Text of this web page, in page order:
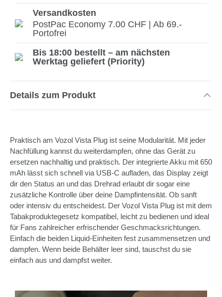
Versandkosten
PostPac Economy 7.00 CHF | Ab 69.-
Portofrei
Bis 18:00 bestellt – am nächsten
Werktag geliefert (Priority)
Details zum Produkt
Praktisch am Vozol Vista Plug ist seine Modularität. Mit jeder
Nachfüllung kannst du weiterdampfen, ohne das Gerät zu
ersetzen nachhaltig und praktisch. Der integrierte Akku mit 650
mAh lässt sich schnell via USB-C aufladen, das Display zeigt
dir den Status an und das Drehrad erlaubt dir sogar eine
zusätzliche Kontrolle über deine Dampfintensität. Ob sanft
oder intensiv du entscheidest. Der Vozol Vista Plug ist mit dem
Tabakproduktegesetz kompatibel, leicht zu bedienen und ideal
für Fans zahlreicher erfrischender Geschmacksrichtungen.
Einfach die beiden Liquid-Einheiten fest zusammensetzen und
dampfen. Wenn beide Behälter leer sind, tauschst du sie
einfach aus und dampfst weiter.